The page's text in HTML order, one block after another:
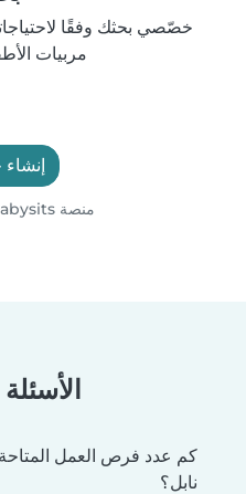
خصّصي بحثك وفقًا
مربيات
منصة Babysits مجانية للمربيات!
كم عدد فرص العمل
نابل؟